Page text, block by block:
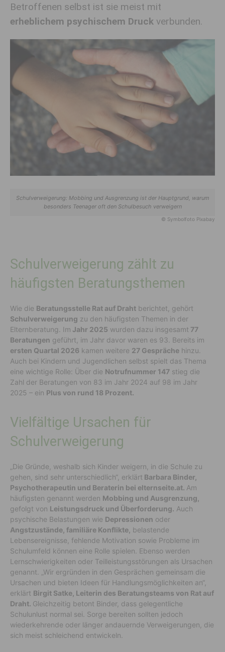
Betroffenen selbst ist sie meist mit
erheblichem psychischem Druck verbunden.
Schulverweigerung: Mobbing und Ausgrenzung ist der Hauptgrund, warum
besonders Teenager oft den Schulbesuch verweigern
© Symbolfoto Pixabay
Schulverweigerung zählt zu
häufigsten Beratungsthemen
Wie die Beratungsstelle Rat auf Draht berichtet, gehört
Schulverweigerung zu den häufigsten Themen in der
Elternberatung. Im Jahr 2025 wurden dazu insgesamt 77
Beratungen geführt, im Jahr davor waren es 93. Bereits im
ersten Quartal 2026 kamen weitere 27 Gespräche hinzu.
Auch bei Kindern und Jugendlichen selbst spielt das Thema
eine wichtige Rolle: Über die Notrufnummer 147 stieg die
Zahl der Beratungen von 83 im Jahr 2024 auf 98 im Jahr
2025 – ein Plus von rund 18 Prozent.
Vielfältige Ursachen für
Schulverweigerung
„Die Gründe, weshalb sich Kinder weigern, in die Schule zu
gehen, sind sehr unterschiedlich“, erklärt Barbara Binder,
Psychotherapeutin und Beraterin bei elternseite.at. Am
häufigsten genannt werden Mobbing und Ausgrenzung,
gefolgt von Leistungsdruck und Überforderung. Auch
psychische Belastungen wie Depressionen oder
Angstzustände, familiäre Konflikte, belastende
Lebensereignisse, fehlende Motivation sowie Probleme im
Schulumfeld können eine Rolle spielen. Ebenso werden
Lernschwierigkeiten oder Teilleistungsstörungen als Ursachen
genannt. „Wir ergründen in den Gesprächen gemeinsam die
Ursachen und bieten Ideen für Handlungsmöglichkeiten an“,
erklärt Birgit Satke, Leiterin des Beratungsteams von Rat auf
Draht. Gleichzeitig betont Binder, dass gelegentliche
Schulunlust normal sei. Sorge bereiten sollten jedoch
wiederkehrende oder länger andauernde Verweigerungen, die
sich meist schleichend entwickeln.